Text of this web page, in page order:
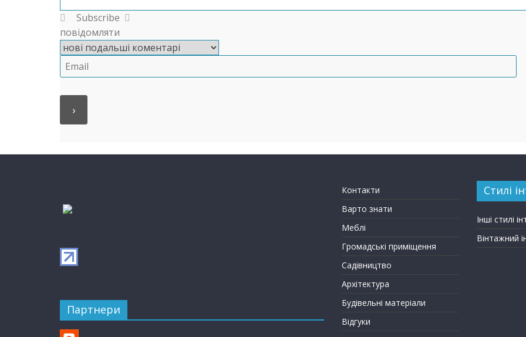
Subscribe
повідомляти
Партнери
Контакти
Варто знати
Меблі
Громадські приміщення
Садівництво
Архітектура
Будівельні матеріали
Відгуки
Стилі
Інші стилі
Вінтажний